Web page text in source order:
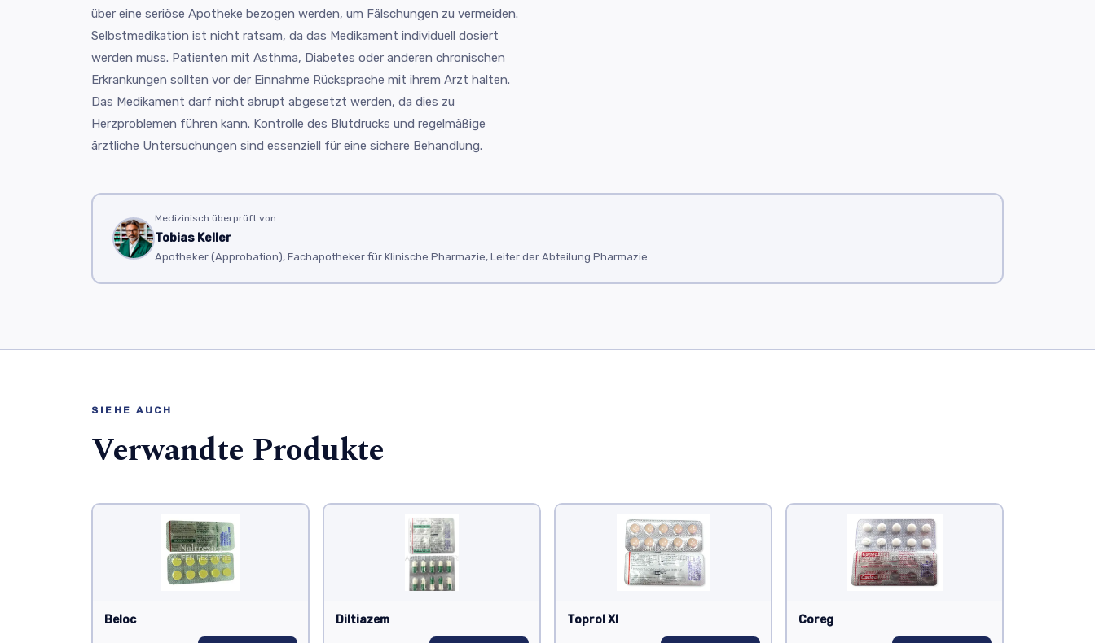
über eine seriöse Apotheke bezogen werden, um Fälschungen zu vermeiden.
Selbstmedikation ist nicht ratsam, da das Medikament individuell dosiert
werden muss. Patienten mit Asthma, Diabetes oder anderen chronischen
Erkrankungen sollten vor der Einnahme Rücksprache mit ihrem Arzt halten.
Das Medikament darf nicht abrupt abgesetzt werden, da dies zu
Herzproblemen führen kann. Kontrolle des Blutdrucks und regelmäßige
ärztliche Untersuchungen sind essenziell für eine sichere Behandlung.
Medizinisch überprüft von
Tobias Keller
Apotheker (Approbation), Fachapotheker für Klinische Pharmazie, Leiter der Abteilung Pharmazie
SIEHE AUCH
Verwandte Produkte
Beloc Diltiazem Toprol Xl Coreg